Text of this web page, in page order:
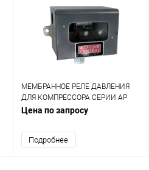
МЕМБРАННОЕ РЕЛЕ ДАВЛЕНИЯ
ДЛЯ КОМПРЕССОРА СЕРИИ AP
Цена по запросу
Подробнее